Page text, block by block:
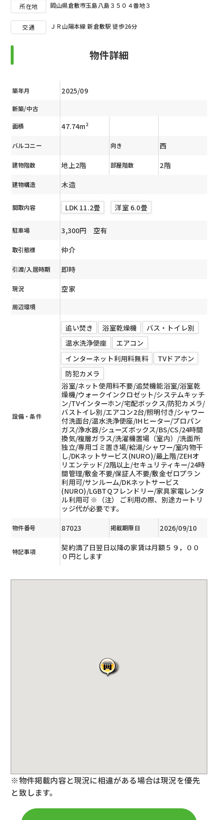
所在地 岡山県倉敷市玉島八島３５０４番地３
交通 ＪＲ山陽本線 新倉敷駅 徒歩26分
物件詳細
築年月 2025/09
新築/中古
面積 47.74m²
バルコニー 向き 西
建物階数 地上2階 部屋階数 2階
建物構造 木造
間取内容 LDK 11.2畳 洋室 6.0畳
駐車場 3,300円 空有
取引態様 仲介
引渡/入居時期 即時
現況 空家
周辺環境
設備・条件
追い焚き 浴室乾燥機
バス・トイレ別
温水洗浄便座
エアコン
インターネット利用料無料
TVドアホン
防犯カメラ
浴室/ネット使用料不要/追焚機能浴室/浴室乾
燥機/ウォークインクロゼット/システムキッチ
ン/TVインターホン/宅配ボックス/防犯カメラ/
バストイレ別/エアコン2台/照明付き/シャワー
付洗面台/温水洗浄便座/IHヒーター/プロパン
ガス/浄水器/シューズボックス/BS/CS/24時間
換気/複層ガラス/洗濯機置場（室内）/洗面所
独立/専用ゴミ置き場/給湯/シャワー/室内物干
し/DKネットサービス(NURO)/最上階/ZEHオ
リエンテッド/2階以上/セキュリティキー/24時
間管理/敷金不要/保証人不要/敷金ゼロプラン
利用可/サンルーム/DKネットサービス
(NURO)/LGBTQフレンドリー/家具家電レンタ
ル利用可 ※（注） ご利用の際、別途カートリ
ッジ代が必要です。
物件番号 87023 掲載期限日 2026/09/10
特記事項
契約満了日翌日以降の家賃は月額５９，００
０円とします
※物件掲載内容と現況に相違がある場合は現況を優先
と致します。